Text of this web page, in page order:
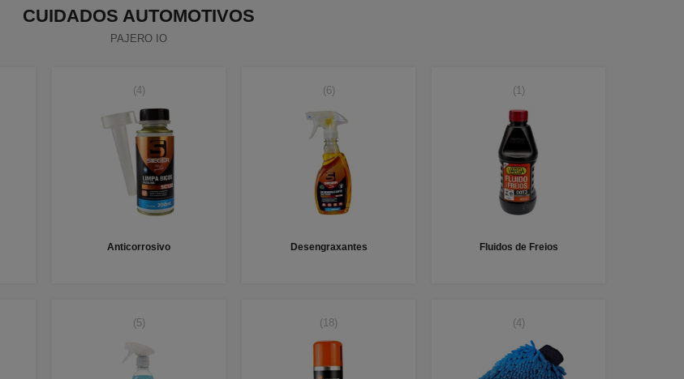
CUIDADOS AUTOMOTIVOS
PAJERO IO
(4)
Anticorrosivo
(6)
Desengraxantes
(1)
Fluidos de Freios
(5) (18) (4)